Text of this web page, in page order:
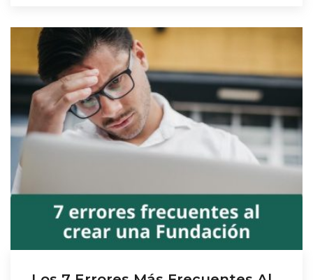
marca el nacimiento de la asociación, […]